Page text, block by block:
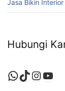
Jasa Bikin Interior
Hubungi
WhatsApp
TikTok